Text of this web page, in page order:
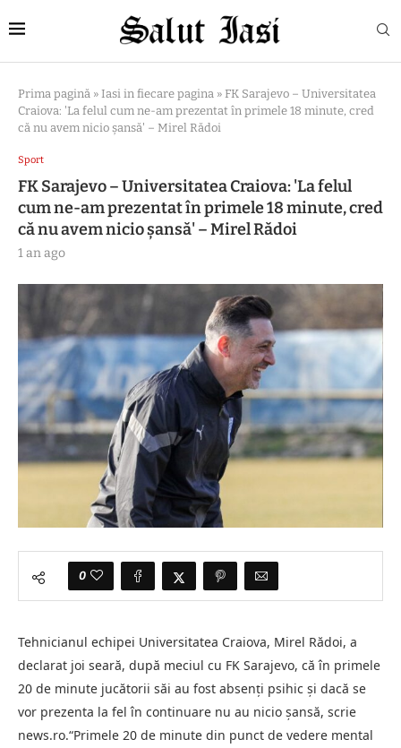
Prima pagină » Iasi in fiecare pagina » FK Sarajevo – Universitatea
Craiova: 'La felul cum ne-am prezentat în primele 18 minute, cred
că nu avem nicio şansă' – Mirel Rădoi
Sport
FK Sarajevo – Universitatea Craiova: 'La felul
cum ne-am prezentat în primele 18 minute, cred
că nu avem nicio şansă' – Mirel Rădoi
1 an ago
0
Tehnicianul echipei Universitatea Craiova, Mirel Rădoi, a
declarat joi seară, după meciul cu FK Sarajevo, că în primele
20 de minute jucătorii săi au fost absenţi psihic şi dacă se
vor prezenta la fel în continuare nu au nicio şansă, scrie
news.ro.“Primele 20 de minute din punct de vedere mental